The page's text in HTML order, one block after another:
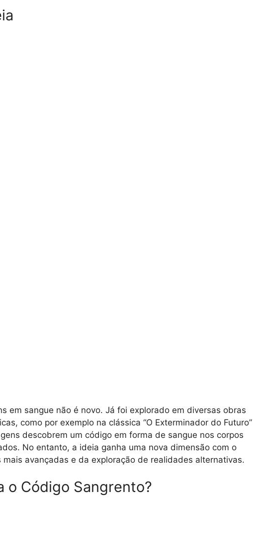
em sangue não é novo. Já foi explorado em diversas obras
como por exemplo na clássica “O Exterminador do Futuro”
descobrem um código em forma de sangue nos corpos
No entanto, a ideia ganha uma nova dimensão com o
avançadas e da exploração de realidades alternativas.
o Código Sangrento?